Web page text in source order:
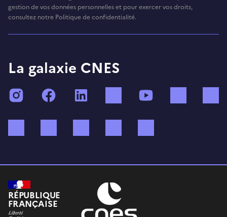
gestion de vos données personnelles et pour exercer vos droits,
consultez notre Politique de confidentialité.
La galaxie CNES
InstagramFacebook TikTok
RÉPUBLIQUE
FRANÇAISE